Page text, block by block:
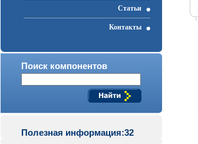
Статьи
Контакты
Поиск компонентов
Полезная информация:32